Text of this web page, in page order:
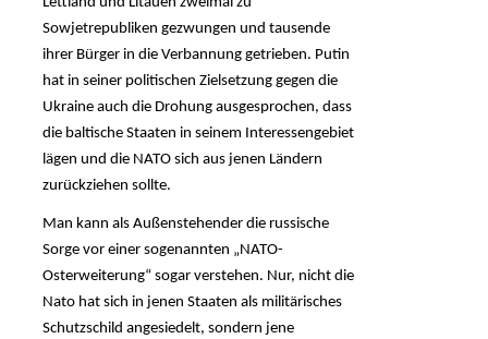
Sowjetrepubliken gezwungen und tausende
ihrer Bürger in die Verbannung getrieben. Putin
hat in seiner politischen Zielsetzung gegen die
Ukraine auch die Drohung ausgesprochen, dass
die baltische Staaten in seinem Interessengebiet
lägen und die NATO sich aus jenen Ländern
zurückziehen sollte.
Man kann als Außenstehender die russische
Sorge vor einer sogenannten „NATO-
Osterweiterung“ sogar verstehen. Nur, nicht die
Nato hat sich in jenen Staaten als militärisches
Schutzschild angesiedelt, sondern jene